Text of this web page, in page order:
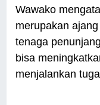
Wawako
merupakan
tenaga
bisa
menjalankan